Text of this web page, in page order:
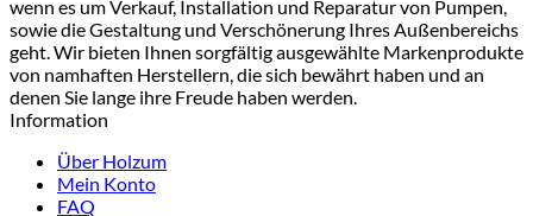
wenn es um Verkauf, Installation und Reparatur von Pumpen,
sowie die Gestaltung und Verschönerung Ihres Außenbereichs
geht. Wir bieten Ihnen sorgfältig ausgewählte Markenprodukte
von namhaften Herstellern, die sich bewährt haben und an
denen Sie lange ihre Freude haben werden.
Information
Über Holzum
Mein Konto
FAQ